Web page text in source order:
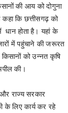
की आय को दोगुना
कि छत्तीसगढ़ को
धान होता है। यहां के
में पहुंचाने की जरूरत
को उन्नत कृषि
की।
राज्य सरकार
के लिए कार्य कर रहे